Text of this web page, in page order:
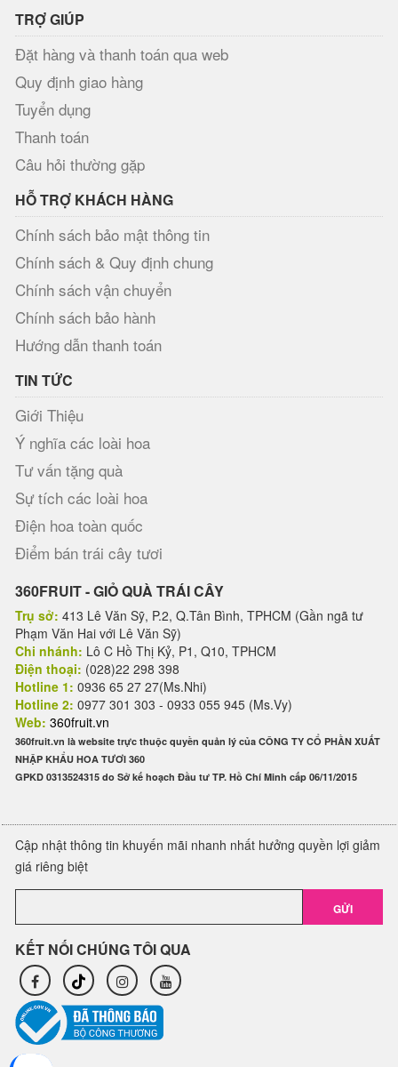
TRỢ GIÚP
Đặt hàng và thanh toán qua web
Quy định giao hàng
Tuyển dụng
Thanh toán
Câu hỏi thường gặp
HỖ TRỢ KHÁCH HÀNG
Chính sách bảo mật thông tin
Chính sách & Quy định chung
Chính sách vận chuyển
Chính sách bảo hành
Hướng dẫn thanh toán
TIN TỨC
Giới Thiệu
Ý nghĩa các loài hoa
Tư vấn tặng quà
Sự tích các loài hoa
Điện hoa toàn quốc
Điểm bán trái cây tươi
360FRUIT - GIỎ QUÀ TRÁI CÂY
Trụ sở: 413 Lê Văn Sỹ, P.2, Q.Tân Bình, TPHCM (Gần ngã tư
Phạm Văn Hai với Lê Văn Sỹ)
Chi nhánh: Lô C Hồ Thị Kỷ, P1, Q10, TPHCM
Điện thoại: (028)22 298 398
Hotline 1: 0936 65 27 27(Ms.Nhi)
Hotline 2: 0977 301 303 - 0933 055 945 (Ms.Vy)
Web: 360fruit.vn
360fruit.vn là website trực thuộc quyền quản lý của CÔNG TY CỔ PHẦN XUẤT
NHẬP KHẨU HOA TƯƠI 360
GPKD 0313524315 do Sở kế hoạch Đầu tư TP. Hồ Chí Minh cấp 06/11/2015
Cập nhật thông tin khuyến mãi nhanh nhất hưởng quyền lợi giảm
giá riêng biệt
GỬI
KẾT NỐI CHÚNG TÔI QUA